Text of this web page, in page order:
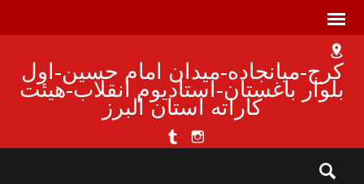
کرج-میانجاده-میدان امام حسین-اول
بلوار باغستان-استادیوم انقلاب-هیئت
کاراته استان البرز